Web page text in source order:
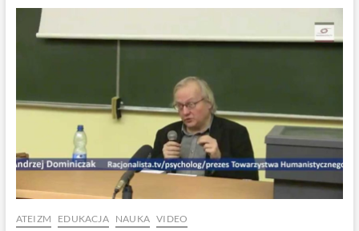
Piotr
i
ATEIZM EDUKACJA NAUKA VIDEO